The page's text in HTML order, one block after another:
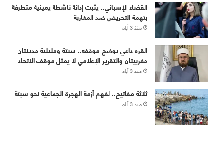
القضاء الإسباني.. يثبت إدانة ناشطة يمينية متطرفة
بتهمة التحريض ضد المغاربة
منذ 3 أيام
القره داغي يوضح موقفه.. سبتة ومليلية مدينتان
مغربيتان والتقرير الإعلامي لا يمثل موقف الاتحاد
منذ 3 أيام
ثلاثة مفاتيح.. لفهم أزمة الهجرة الجماعية نحو سبتة
منذ 3 أيام